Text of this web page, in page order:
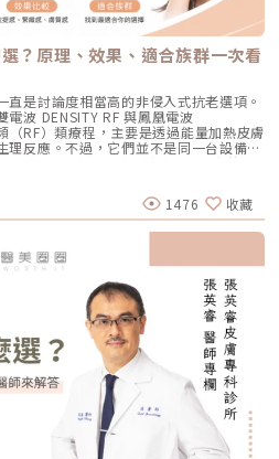
全新、安全且具備極長效性的無藥物解
擔的全身性藥物代謝，精準轉移至局部的
。如果你也厭倦了反覆擦藥、吃藥的無盡
定、不易泛油光的健康臉龐，建議尋求專
準的雷射療程規劃，為自己預約一個遠
所以術後照顧相對簡單，反黑機率極
紅，能溫和改善膚質與毛孔細緻度的新
評比為了讓你更清楚怎麼挑選，我們整理
的關鍵：醫美術後保養黃金法則許多人投
要性，可能影響修復效果，甚至增加色素
於穩定膚況並延續療程效果：1. 加強保
暫時較為脆弱，容易出現乾燥與水分流
精的保濕與修護產品（如玻尿酸、神經
穩定環境。2. 落實防曬措施術後肌膚對紫
係數（如 SPF30–50 以上），並搭配帽
沉澱的風險。3. 避免刺激性保養於恢復
水楊酸）、A醇、去角質及高刺激性美
與個人膚況不同，建議依照醫師指示逐
Q&A Q1：做完醫美，毛孔就可以「完
喔！毛孔是皮膚正常的生理結構，不可
是讓變大、變形毛孔「縮小、變淺」，讓
果，也就是俗稱的「水煮蛋肌」狀態。
打越薄？ 正確的雷射治療不但不會讓皮
原蛋白新生，讓肌膚變得更厚實、更有彈
且「能量掌控得當」，過度頻繁的施打才
孔粗大，通常需要打幾次才有效？ 醫美
」的規劃。以皮秒雷射或微針電波為例，
約 4~6 週）為一個完整療程。不過，多
上妝變得服貼、出油量減少的明顯變化
酒糟肌，也能做醫美縮毛孔嗎？需經醫
膚屏障較脆弱，若在發炎尚未穩定的情況
加劇或刺激反應的風險。因此治療重點通
反應」，並依個別狀況調整可能的誘發因
選擇較溫和的療程，例如微針類療程或能
漸進方式改善毛孔粗大與膚質細緻度。
短、風險低的期待。Reepot 為何能將
更有感為什麼 Reepot 能做到治療後「撕
它的能量作用與術後設計密切相關。
離技術，使表層黑色素逐漸被帶向角質
、封閉式的修復環境，讓色素在代謝期
在回診時由專業人員取下，老化角質連
出「一撕即除」的改善效果。以冷卻保
點代謝更有感，也讓治療成果更直觀。
到自己的定位Reepot 特別適合以下肌
骨母斑 膚色暗沉不均，看起來不夠乾淨
治療後恢復期短、隔天能上班 膚質偏薄
療Reepot AI時光雷射的效果：一次能
情況（效果因個人皮膚而異）： 斑點淡
斑變淡、邊界變柔和 妝感變乾淨，妝更
術後恢復期與照護指南Reepot 最大優勢
紅：1–3 天斑點結痂／色素加深：3–7
部位若有傷口、感染或過敏發炎需等肌膚
光敏感或慢性疾病者需由醫師評估安全
敏藥物者不建議進行光電療程。4. 三個
師確認治療時機。5. 術前請避免日曬並停
這些都有助於減少反黑。術後照護1. 人工
除。2. 若人工皮翹起或濕潤可加貼更大
避免三溫暖、蒸氣、劇烈流汗與飲酒。4.
並檢查膚況。5. 如出現紅腫、刺癢或滲出
期間避免使用磨砂、卸妝棉與去角質產
好防曬。Reepot 的優勢到底在哪？與傳
支撐結構的位置，例如常被討論的
結構的一部分，傳統拉皮手術也會處理這
侵入式方式，把能量送到較深層的支撐結
見的效果感受包括：下顎線變清楚、嘴邊
半臉鬆垂感變少。如果你的困擾不是細
越來越模糊」、「拍照時下半臉變重」，
。不過音波也不是越深越好、越痛越有
度與不同發數，醫師必須依照臉型、脂
打錯層次、能量過高或發數不合適，都可
手術差異表 項目 電波拉提 音
機型不同 皮膚、皮下組織、
配舒緩方式 通常需要局部麻
？原理、效果、適合族群一次看
是討論度相當高的非侵入式抗老選項。
波 DENSITY RF 與鳳凰電波
RF）類療程，主要是透過能量加熱皮膚
反應。不過，它們並不是同一台設備，
： 鳳凰電波較常被用於輪廓緊緻與拉提
； 無雙電波則為結合單極與雙極射頻
兼顧緊緻與膚質改善。 根據原廠資料，
可應用於肌膚緊緻與平滑需求；而
量，可作用於不同皮膚層次。 這也是為
： 我需要的是「輪廓拉提」，還是
還是無雙電波？ 兩者是否可以搭配施
你一次釐清兩者差異。什麼是鳳凰電波
名稱是 Thermage FLX，為台灣索塔
備。根據台灣原廠資料，Thermage
所謂「電容耦合」，簡單來說就是能量透
需破壞皮膚結構。它的特色是「單極電
皮膚組織，形成較廣泛的容積式加熱。一
緊緻輪廓」、「改善鬆弛」，多半就是從
非侵入式，不需要手術或注射，且通常恢
顯現，並隨著時間持續變化。鳳凰電波適
用在以下需求： 臉部鬆弛感 下顎線不清
與鬆弛 身體局部肌膚鬆弛 常被作為年度
任何非侵入式儀器療程都不是拉皮手術，
1476 收藏